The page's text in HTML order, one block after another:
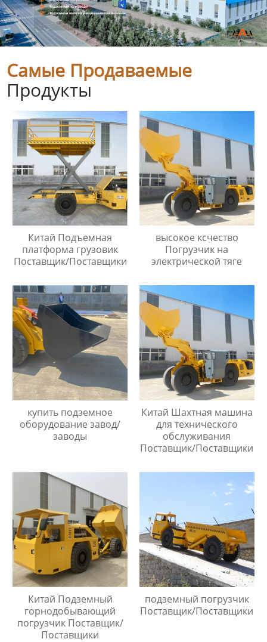
Самые Продаваемые
Продукты
Китай Подъемная
платформа грузовик
Поставщик/Поставщики
высокое ксчество
Погрузчик на
электрической тяге
купить подземное
оборудование завод/
заводы
Китай Шахтная машина
для технического
обслуживания
Поставщик/Поставщики
Китай Подземный
горнодобывающий
погрузчик Поставщик/
Поставщики
подземный погрузчик
Поставщик/Поставщики